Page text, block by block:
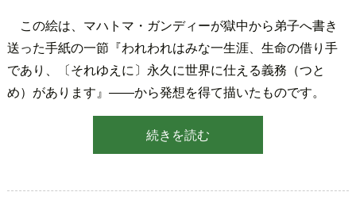
この絵は、マハトマ・ガンディーが獄中から弟子へ書き
送った手紙の一節『われわれはみな一生涯、生命の借り手
であり、〔それゆえに〕永久に世界に仕える義務（つと
め）があります』――から発想を得て描いたものです。
続きを読む